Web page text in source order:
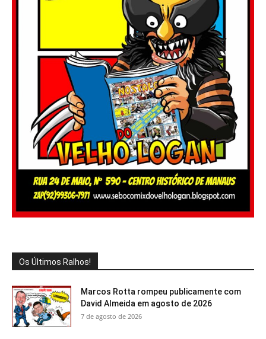
Os Últimos Ralhos!
Marcos Rotta rompeu publicamente com
David Almeida em agosto de 2026
7 de agosto de 2026